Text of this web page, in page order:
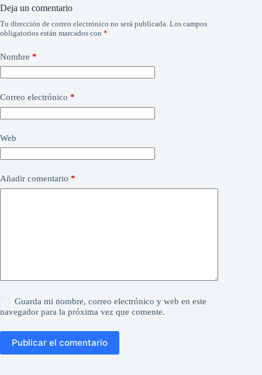
Deja un comentario
Tu dirección de correo electrónico no será publicada. Los campos
obligatorios están marcados con *
Nombre *
Correo electrónico *
Web
Añadir comentario *
Guarda mi nombre, correo electrónico y web en este
navegador para la próxima vez que comente.
Publicar el comentario